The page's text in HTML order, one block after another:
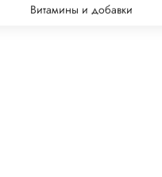
Витамины и добавки